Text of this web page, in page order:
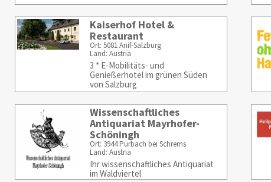
Kaiserhof Hotel &
Restaurant
Ort: 5081 Anif-Salzburg
Land: Austria
3 * E-Mobilitäts- und
Genießerhotel im grünen Süden
von Salzburg
Wissenschaftliches
Antiquariat Mayrhofer-
Schöningh
Ort: 3944 Pürbach bei Schrems
Land: Austria
Ihr wissenschaftliches Antiquariat
im Waldviertel